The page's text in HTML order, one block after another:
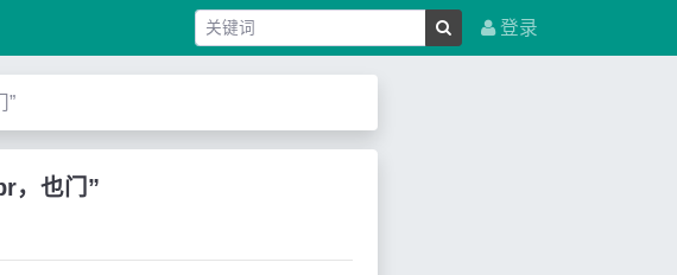
登录
”
，也门”